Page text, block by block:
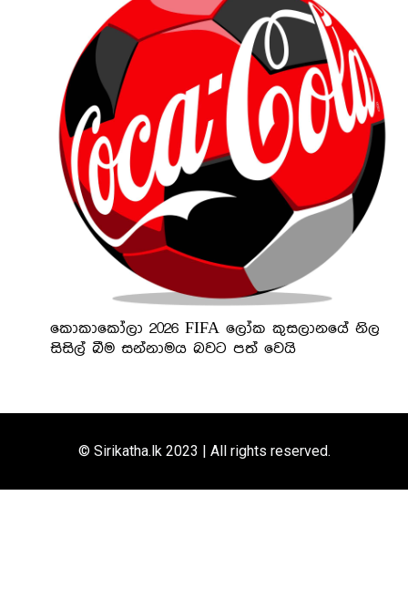
කොකාකෝලා 2026 FIFA ලෝක කුසලානයේ නිල
සිසිල් බීම සන්නාමය බවට පත් වෙයි
© Sirikatha.lk 2023 | All rights reserved.